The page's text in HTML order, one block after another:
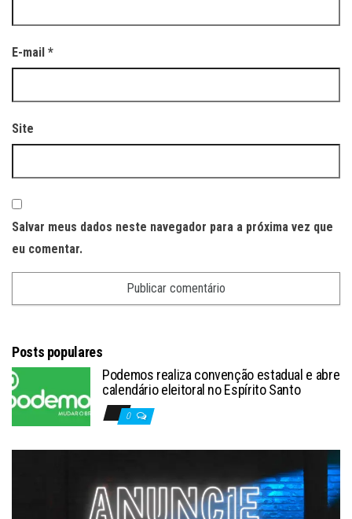
E-mail *
Site
Salvar meus dados neste navegador para a próxima vez que
eu comentar.
Posts populares
Podemos realiza convenção estadual e abre
calendário eleitoral no Espírito Santo
0